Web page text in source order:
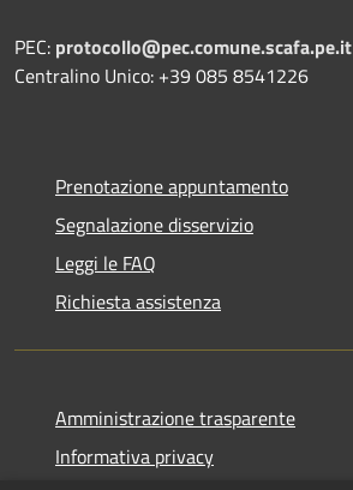
PEC: protocollo@pec.comune.scafa.pe.it
Centralino Unico: +39 085 8541226
Prenotazione appuntamento
Segnalazione disservizio
Leggi le FAQ
Richiesta assistenza
Amministrazione trasparente
Informativa privacy